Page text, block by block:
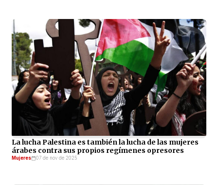
La lucha Palestina es también la lucha de las mujeres
árabes contra sus propios regímenes opresores
Mujeres 07 de nov de 2025